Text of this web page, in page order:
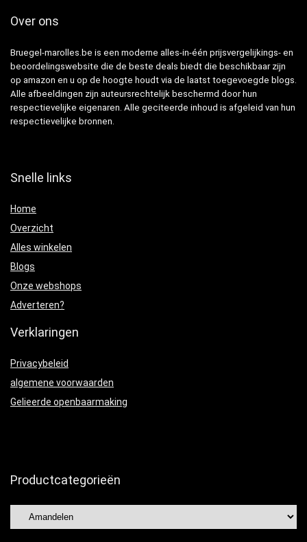
Over ons
Bruegel-marolles.be is een moderne alles-in-één prijsvergelijkings- en
beoordelingswebsite die de beste deals biedt die beschikbaar zijn
op amazon en u op de hoogte houdt via de laatst toegevoegde blogs.
Alle afbeeldingen zijn auteursrechtelijk beschermd door hun
respectievelijke eigenaren. Alle geciteerde inhoud is afgeleid van hun
respectievelijke bronnen.
Snelle links
Home
Overzicht
Alles winkelen
Blogs
Onze webshops
Adverteren?
Verklaringen
Privacybeleid
algemene voorwaarden
Gelieerde openbaarmaking
Productcategorieën